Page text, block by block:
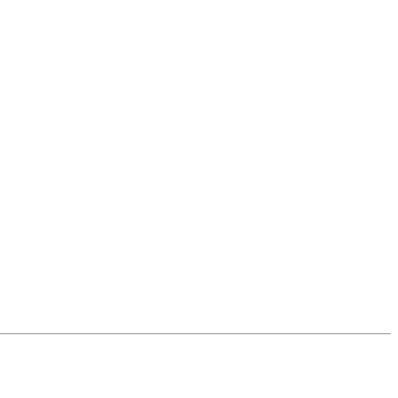
A + B = 135^\circ \Rightarrow A + B = 3C